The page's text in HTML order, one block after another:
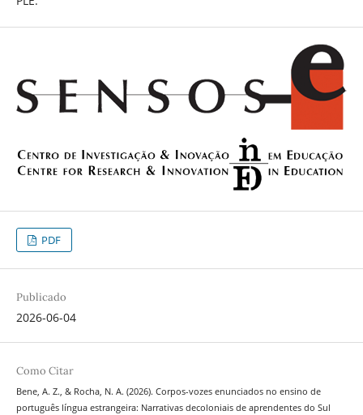
PDF
Publicado
2026-06-04
Como Citar
Bene, A. Z., & Rocha, N. A. (2026). Corpos-vozes enunciados no ensino de
português língua estrangeira: Narrativas decoloniais de aprendentes do Sul